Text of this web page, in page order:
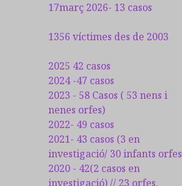
17març 2026- 13 casos
1356 víctimes des de 2003
2025 42 casos
2024 -47 casos
2023 - 58 Casos ( 53 nens i
nenes orfes)
2022- 49 casos
2021- 43 casos (3 en
investigació/ 30 infants orfes
2020 - 42(2 casos en
investigació) // 23 orfes,